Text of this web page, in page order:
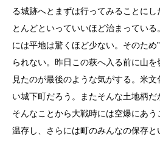
る城跡へとまずは行ってみることに
とんどといっていいほど治まってい
には平地は驚くほど少ない。そのため
られない。昨日この萩へ入る前に山
見たのが最後のような気がする。米
い城下町だろう。またそんな土地柄だ
そんなことから大戦時には空爆にあ
温存し、さらには町のみんなの保存と